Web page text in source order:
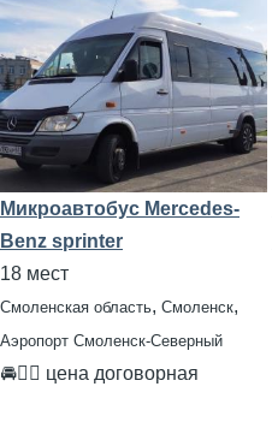
Микроавтобус Mercedes-
Benz sprinter
18 мест
Смоленская область, Смоленск,
Аэропорт Смоленск-Северный
🚘👨‍✈ цена договорная